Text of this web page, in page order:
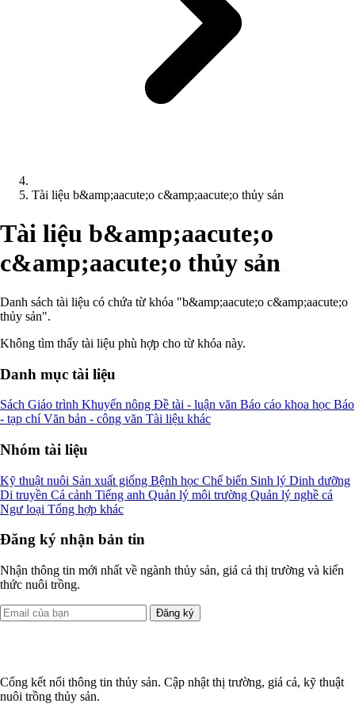
Tài liệu b&amp;aacute;o c&amp;aacute;o thủy sản
Tài liệu b&amp;aacute;o
c&amp;aacute;o thủy sản
Danh sách tài liệu có chứa từ khóa "b&amp;aacute;o c&amp;aacute;o
thủy sản".
Không tìm thấy tài liệu phù hợp cho từ khóa này.
Danh mục tài liệu
Sách Giáo trình Khuyến nông Đề tài - luận văn Báo cáo khoa học Báo
- tạp chíVăn bản - công văn Tài liệu khác
Nhóm tài liệu
Kỹ thuật nuôi Sản xuất giống Bệnh học Chế biến Sinh lý Dinh dưỡng
Di truyền Cá cảnh Tiếng anh Quản lý môi trường Quản lý nghề cá
Ngư loại Tổng hợp khác
Đăng ký nhận bản tin
Nhận thông tin mới nhất về ngành thủy sản, giá cả thị trường và kiến
thức nuôi trồng.
Đăng ký
Cổng kết nối thông tin thủy sản. Cập nhật thị trường, giá cả, kỹ thuật
nuôi trồng thủy sản.